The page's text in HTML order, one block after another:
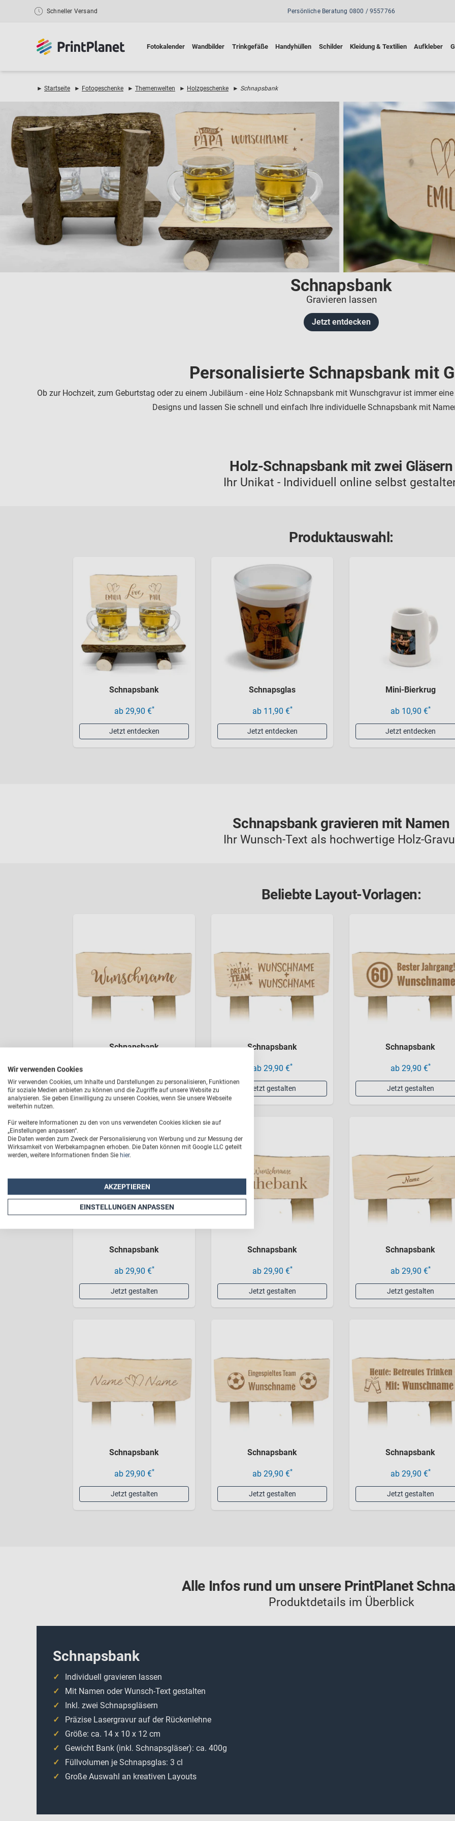
Schneller Versand
Fotokalender Wandbilder Trinkgefäße Handyhüllen Schilder Kleidung & Textilien Aufkleber
Persönliche Beratung 0800 / 9557766
► Startseite ► Fotogeschenke ► Themenwelten ► Holzgeschenke ► Schnapsbank
Schnapsbank
Gravieren lassen
Jetzt entdecken
Personalisierte Schnapsbank mit
Ob zur Hochzeit, zum Geburtstag oder zu einem Jubiläum - eine Holz Schnapsbank mit Wunschgravur ist immer
Designs und lassen Sie schnell und einfach Ihre individuelle Schnapsbank mit
Holz-Schnapsbank mit zwei Gläsern
Ihr Unikat - Individuell online selbst
Produktauswahl:
Schnapsbank
ab 29,90 €*
Jetzt entdecken
Schnapsglas
ab 11,90 €*
Jetzt entdecken
Mini-Bierkrug
ab 10,90 €*
Jetzt entdecken
Schnapsbank gravieren mit Namen
Ihr Wunsch-Text als hochwertige Holz-
Beliebte Layout-Vorlagen:
Schnapsbank
Jetzt gestalten
Schnapsbank
ab 29,90 €*
Jetzt gestalten
Schnapsbank
ab 29,90 €*
Jetzt gestalten
Schnapsbank
ab 29,90 €*
Jetzt gestalten
Schnapsbank
ab 29,90 €*
Jetzt gestalten
Schnapsbank
ab 29,90 €*
Jetzt gestalten
Schnapsbank
ab 29,90 €*
Jetzt gestalten
Schnapsbank
ab 29,90 €*
Jetzt gestalten
Schnapsbank
ab 29,90 €*
Jetzt gestalten
Alle Infos rund um unsere PrintPlanet
Produktdetails im Überblick
Schnapsbank
Individuell gravieren lassen
Mit Namen oder Wunsch-Text gestalten
Inkl. zwei Schnapsgläsern
Präzise Lasergravur auf der Rückenlehne
Größe: ca. 14 x 10 x 12 cm
Gewicht Bank (inkl. Schnapsgläser): ca. 400g
Füllvolumen je Schnapsglas: 3 cl
Große Auswahl an kreativen Layouts
Wir verwenden Cookies
Wir verwenden Cookies, um Inhalte und Darstellungen zu personalisieren, Funktionen
für soziale Medien anbieten zu können und die Zugriffe auf unsere Website zu
analysieren. Sie geben Einwilligung zu unseren Cookies, wenn Sie unsere Webseite
weiterhin nutzen.
Für weitere Informationen zu den von uns verwendeten Cookies klicken sie auf
„Einstellungen anpassen“.
Die Daten werden zum Zweck der Personalisierung von Werbung und zur Messung der
Wirksamkeit von Werbekampagnen erhoben. Die Daten können mit Google LLC geteilt
werden, weitere Informationen finden Sie hier.
AKZEPTIEREN
EINSTELLUNGEN ANPASSEN